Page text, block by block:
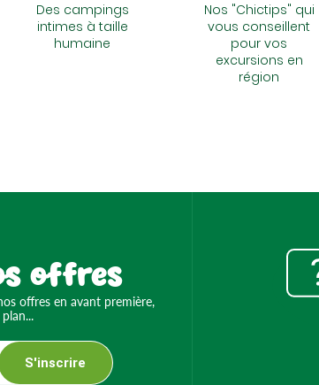
Des campings
intimes à taille
humaine
Nos "Chictips" qui
vous conseillent
pour vos
excursions en
région
offres
offres en avant première,
S'inscrire